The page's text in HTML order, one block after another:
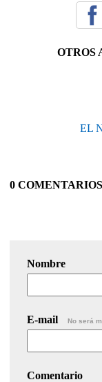
OTROS
EL
0 COMENTARIOS
Nombre
E-mail No será
Comentario